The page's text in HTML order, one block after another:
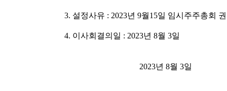
3. 설정사유 : 2023년 9월15일 임시주주총회
4. 이사회결의일 : 2023년 8월 3일
2023년 8월 3일